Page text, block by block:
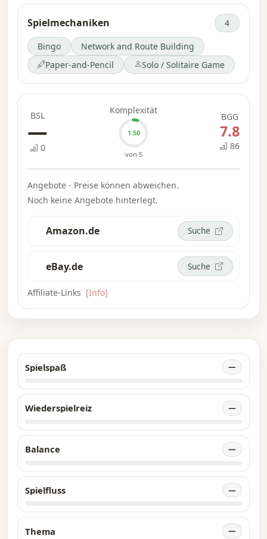
Spielmechaniken 4
Bingo
Network and Route Building
Paper-and-Pencil
Solo / Solitaire Game
BSL
—
0
Komplexität
1.50
von 5
BGG
7.8
86
Angebote - Preise können abweichen.
Noch keine Angebote hinterlegt.
Amazon.de Suche
eBay.de Suche
Affiliate-Links [Info]
Spielspaß —
Wiederspielreiz —
Balance —
Spielfluss —
Thema —